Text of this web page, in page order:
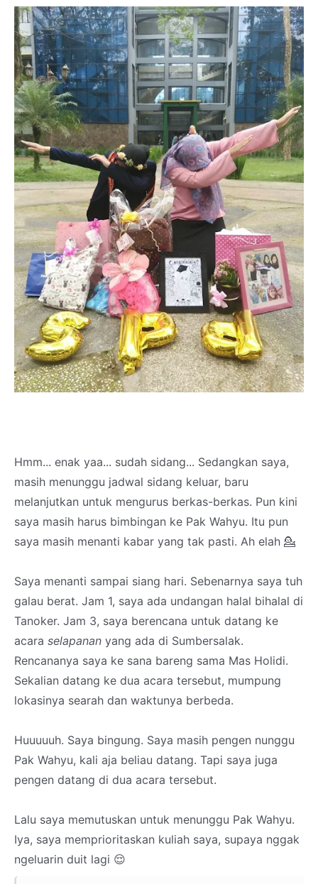
Hmm... enak yaa... sudah sidang... Sedangkan saya,
masih menunggu jadwal sidang keluar, baru
melanjutkan untuk mengurus berkas-berkas. Pun kini
saya masih harus bimbingan ke Pak Wahyu. Itu pun
saya masih menanti kabar yang tak pasti. Ah elah 💁
Saya menanti sampai siang hari. Sebenarnya saya tuh
galau berat. Jam 1, saya ada undangan halal bihalal di
Tanoker. Jam 3, saya berencana untuk datang ke
acara selapanan yang ada di Sumbersalak.
Rencananya saya ke sana bareng sama Mas Holidi.
Sekalian datang ke dua acara tersebut, mumpung
lokasinya searah dan waktunya berbeda.
Huuuuuh. Saya bingung. Saya masih pengen nunggu
Pak Wahyu, kali aja beliau datang. Tapi saya juga
pengen datang di dua acara tersebut.
Lalu saya memutuskan untuk menunggu Pak Wahyu.
Iya, saya memprioritaskan kuliah saya, supaya nggak
ngeluarin duit lagi 😌